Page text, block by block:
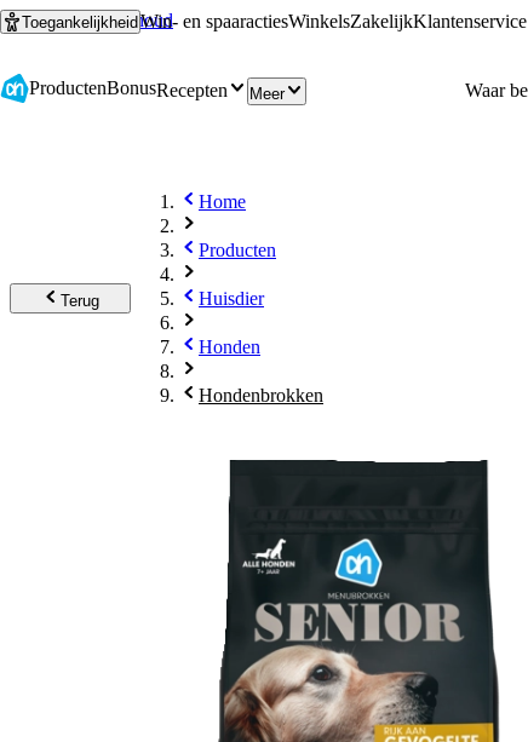
Ga naar hoofdinhoud
Ga naar zoeken
ToegankelijkheidWin- en spaaractiesWinkelsZakelijkKlantenservice
ProductenBonusRecepten Meer
Terug
Home
Producten
Huisdier
Honden
Hondenbrokken